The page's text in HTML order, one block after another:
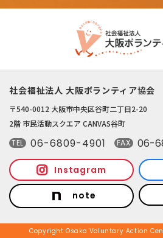
社会福祉法人 大阪ボランティア協会
〒540-0012 大阪市中央区谷町二丁目2-20
2階 市民活動スクエア CANVAS谷町
TEL 06-6809-4901 FAX 06-
Instagram
note
Copyright Osaka Voluntary Action